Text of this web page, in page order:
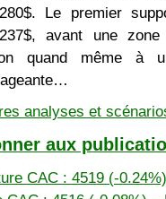
Le premier
avant une
quand même à
analyses et
aux
CAC : 4519 (-